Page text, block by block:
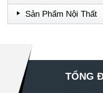
Sản Phẩm Nội Thất
TỔNG